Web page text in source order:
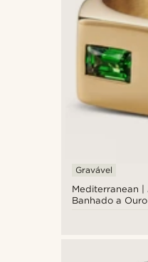
Mediterranean |
Banhado a
Gravável